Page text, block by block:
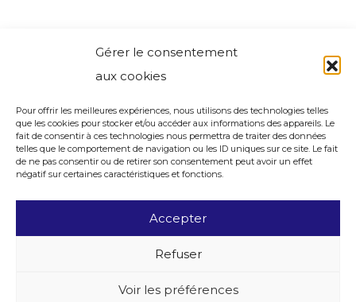
Gérer le consentement
aux cookies
Pour offrir les meilleures expériences, nous utilisons des technologies telles
que les cookies pour stocker et/ou accéder aux informations des appareils. Le
fait de consentir à ces technologies nous permettra de traiter des données
telles que le comportement de navigation ou les ID uniques sur ce site. Le fait
de ne pas consentir ou de retirer son consentement peut avoir un effet
négatif sur certaines caractéristiques et fonctions.
Accepter
Refuser
Voir les préférences